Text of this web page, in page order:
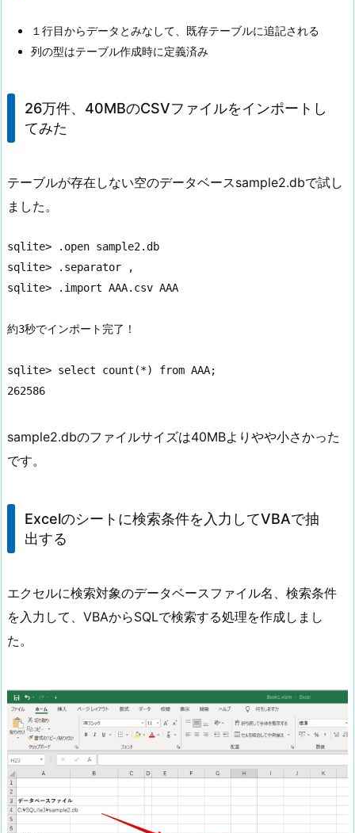
１行目からデータとみなして、既存テーブルに追記される
列の型はテーブル作成時に定義済み
26万件、40MBのCSVファイルをインポートし
てみた
テーブルが存在しない空のデータベースsample2.dbで試し
ました。
sqlite> .open sample2.db
sqlite> .separator ,
sqlite> .import AAA.csv AAA
約3秒でインポート完了！
sqlite> select count(*) from AAA;
262586
sample2.dbのファイルサイズは40MBよりやや小さかった
です。
Excelのシートに検索条件を入力してVBAで抽
出する
エクセルに検索対象のデータベースファイル名、検索条件
を入力して、VBAからSQLで検索する処理を作成しまし
た。